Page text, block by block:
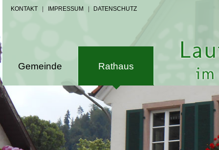
KONTAKT IMPRESSUM DATENSCHUTZ
Gemeinde Rathaus